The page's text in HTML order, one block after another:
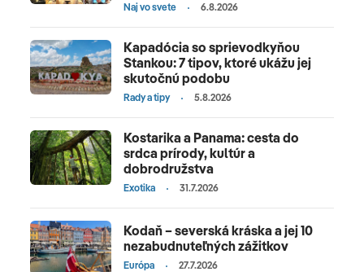
Naj vo svete 6.8.2026
Kapadócia so sprievodkyňou
Stankou: 7 tipov, ktoré ukážu jej
skutočnú podobu
Rady a tipy 5.8.2026
Kostarika a Panama: cesta do
srdca prírody, kultúr a
dobrodružstva
Exotika 31.7.2026
Kodaň – severská kráska a jej 10
nezabudnuteľných zážitkov
Európa 27.7.2026